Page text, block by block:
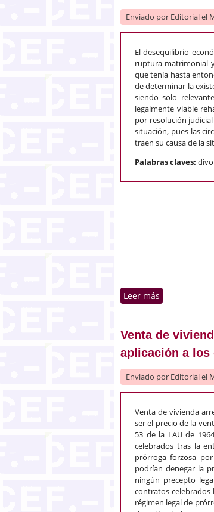
Enviado por Editorialel
El desequilibrio
ruptura matrimonial
que tenía hasta
de determinar la
siendo solo
legalmente viable
por resolución
situación, pues las
traen su causa de la
Palabras claves:
Leer más
Venta de
aplicación a los
Enviado por Editorialel
Venta de vivienda
ser el precio de la
53 de la LAU de
celebrados tras la
prórroga forzosa
podrían denegar la
ningún precepto
contratos celebrados
régimen legal de